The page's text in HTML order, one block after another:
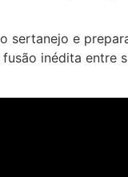
sertanejo e
inédita entre